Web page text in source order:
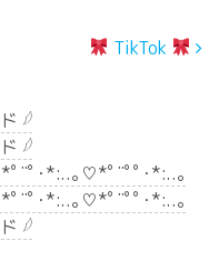
ン TikTok
𓆪
𓆪
¨ﾟ･*:..｡♡*ﾟ¨ﾟﾟ･*:..｡
¨ﾟ･*:..｡♡*ﾟ¨ﾟﾟ･*:..｡
𓆪